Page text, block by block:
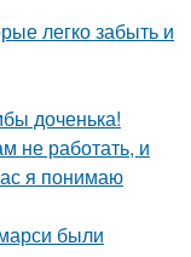
легко забыть и
доченька!
не работать, и
я понимаю
были